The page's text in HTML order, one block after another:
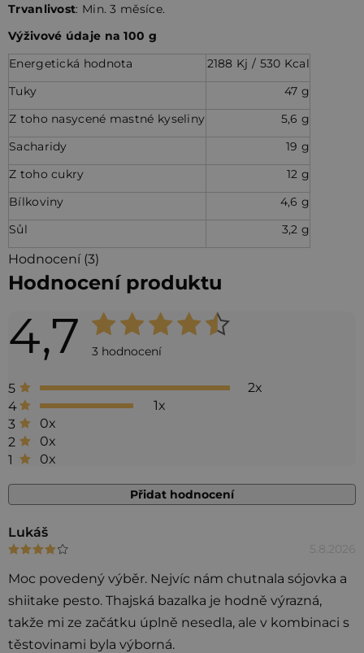
Trvanlivost: Min. 3 měsíce.
Výživové údaje na 100 g
Energetická hodnota
2188 Kj / 530 Kcal
Tuky
47 g
Z toho nasycené mastné kyseliny
5,6 g
Sacharidy
19 g
Z toho cukry
12 g
Bílkoviny
4,6 g
Sůl
3,2 g
Hodnocení (3)
Hodnocení produktu
4,7
Průměrné
hodnocení
je
3 hodnocení
5
2x
4
1x
3
0x
2
0x
1
0x
Přidat hodnocení
V
ý
p
i
s
h
Lukáš
Hodnocení produktu je 4 z 5 hvězdiček.
5.8.2026
Moc povedený výběr. Nejvíc nám chutnala sójovka a
shiitake pesto. Thajská bazalka je hodně výrazná,
takže mi ze začátku úplně nesedla, ale v kombinaci s
těstovinami byla výborná.